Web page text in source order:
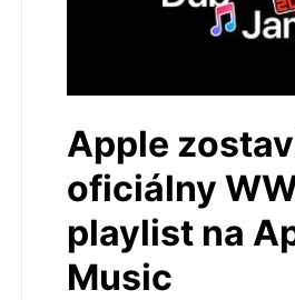
Apple
oficiálny
playlist na
Music